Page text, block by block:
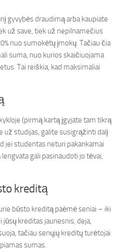
gyvybės draudimą arba kaupiate
už save, tiek už nepilnamečius
nuo sumokėtų įmokų. Tačiau čia
suma, nuo kurios skaičiuojama
Tai reiškia, kad maksimaliai
(pirmą kartą įgyjate tam tikrą
už studijas, galite susigrąžinti dalį
jei studentas neturi pakankamai
gali pasinaudoti jo tėvai,
kreditą
būsto kreditą paėmė seniai – iki
jūsų kreditas jaunesnis, deja,
tačiau senųjų kreditų turėtojai
sumas.